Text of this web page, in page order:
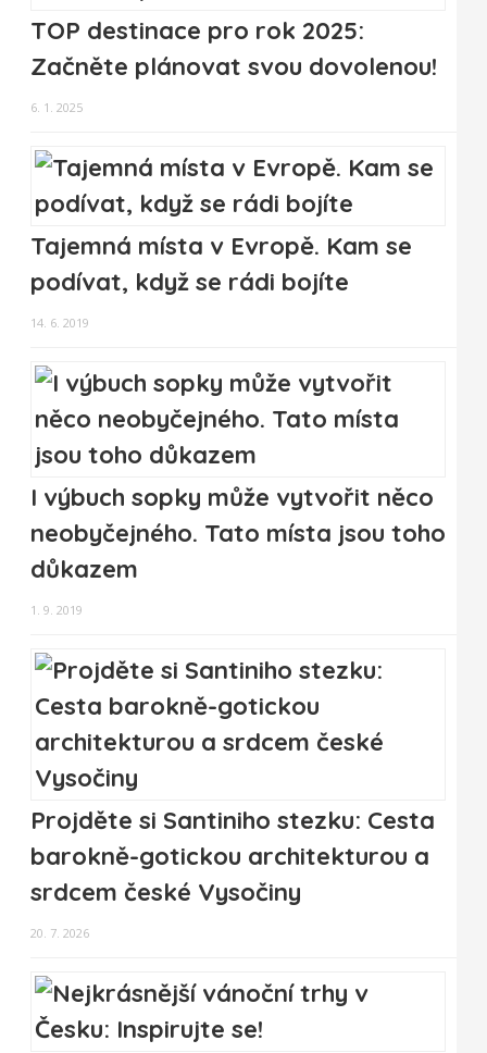
TOP destinace pro rok 2025:
Začněte plánovat svou dovolenou!
6. 1. 2025
Tajemná místa v Evropě. Kam se
podívat, když se rádi bojíte
14. 6. 2019
I výbuch sopky může vytvořit něco
neobyčejného. Tato místa jsou toho
důkazem
1. 9. 2019
Projděte si Santiniho stezku: Cesta
barokně-gotickou architekturou a
srdcem české Vysočiny
20. 7. 2026